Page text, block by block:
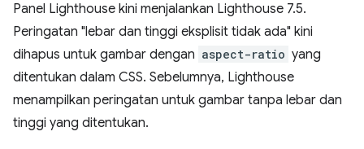
Panel Lighthouse kini menjalankan Lighthouse 7.5.
Peringatan "lebar dan tinggi eksplisit tidak ada" kini
dihapus untuk gambar dengan aspect-ratio yang
ditentukan dalam CSS. Sebelumnya, Lighthouse
menampilkan peringatan untuk gambar tanpa lebar dan
tinggi yang ditentukan.